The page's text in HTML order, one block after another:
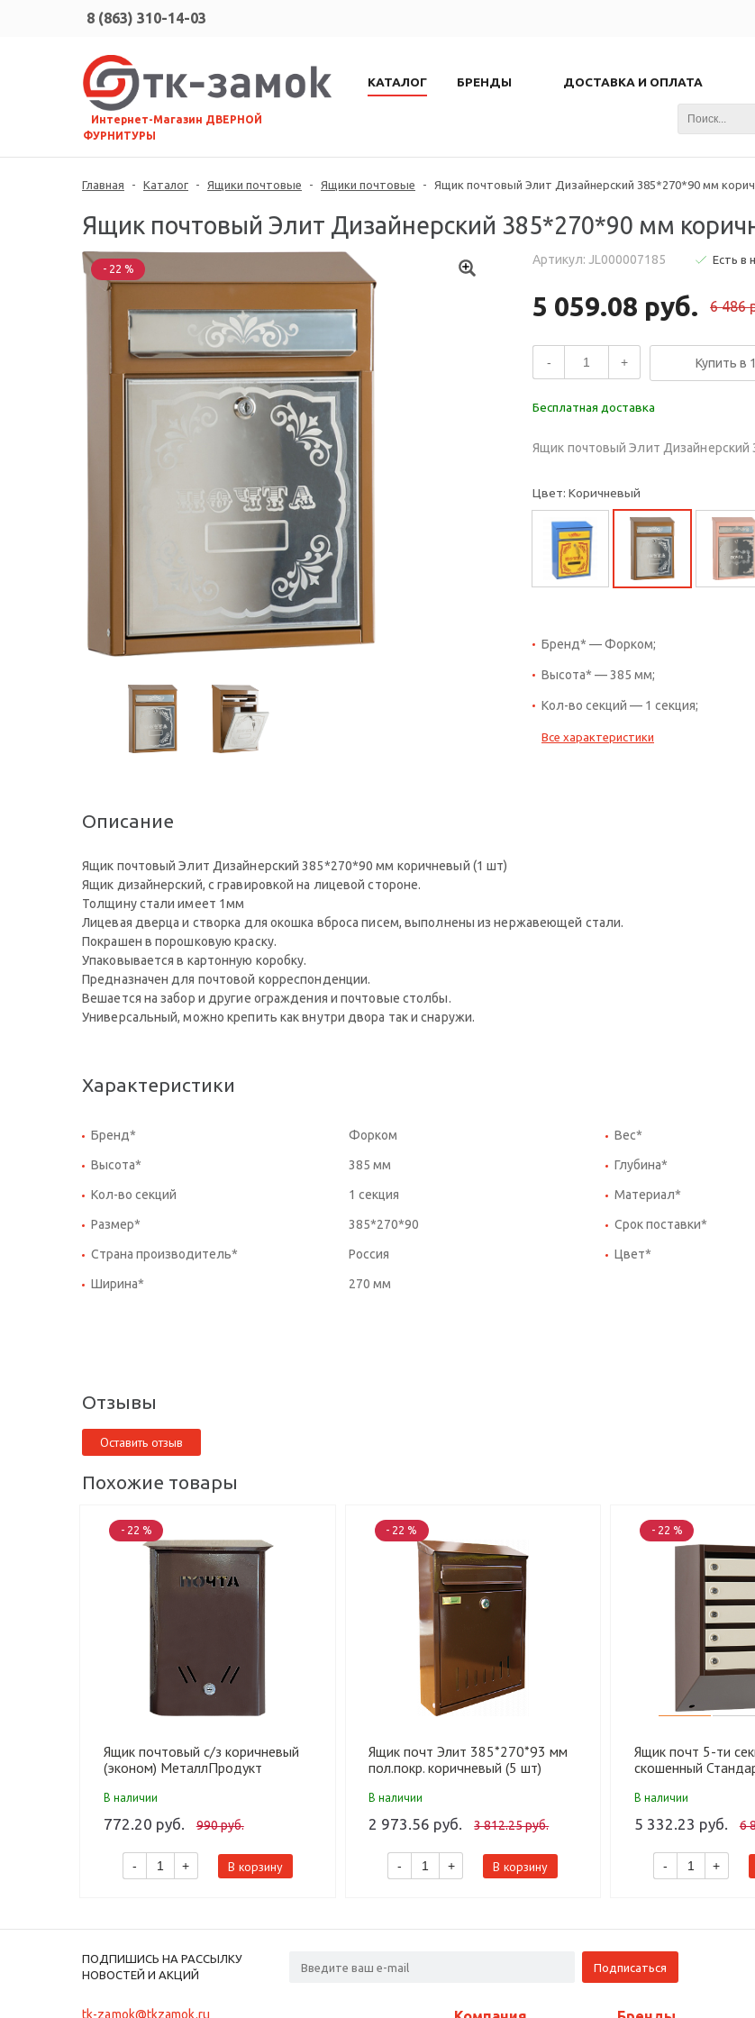
8 (863) 310-14-03
⠀Интернет-Магазин ДВЕРНОЙ
ФУРНИТУРЫ
КАТАЛОГ БРЕНДЫ ДОСТАВКА И ОПЛАТА
Главная - Каталог - Ящики почтовые - Ящики почтовые - Ящик почтовый Элит Дизайнерский 385*270*90 мм
Ящик почтовый Элит Дизайнерский 385*270*90 мм
- 22 %
Артикул: JL000007185 Есть в
5 059.08 руб. 6 486
- + Купить в
Бесплатная доставка
Ящик почтовый Элит
Цвет: Коричневый
Бренд* — Форком;
Высота* — 385 мм;
Кол-во секций — 1 секция;
Все характеристики
Описание
Ящик почтовый Элит Дизайнерский 385*270*90 мм коричневый (1 шт)
Ящик дизайнерский, с гравировкой на лицевой стороне.
Толщину стали имеет 1мм
Лицевая дверца и створка для окошка вброса писем, выполнены из нержавеющей стали.
Покрашен в порошковую краску.
Упаковывается в картонную коробку.
Предназначен для почтовой корреспонденции.
Вешается на забор и другие ограждения и почтовые столбы.
Универсальный, можно крепить как внутри двора так и снаружи.
Характеристики
Бренд* Форком Вес*
Высота* 385 мм Глубина*
Кол-во секций 1 секция Материал*
Размер* 385*270*90 Срок поставки*
Страна производитель* Россия Цвет*
Ширина* 270 мм
Отзывы
Оставить отзыв
Похожие товары
- 22 %
Ящик почтовый с/з коричневый
(эконом) МеталлПродукт
В наличии
772.20 руб. 990 руб.
- + В корзину
- 22 %
Ящик почт Элит 385*270*93 мм
пол.покр. коричневый (5 шт)
В наличии
2 973.56 руб. 3 812.25 руб.
- + В корзину
- 22 %
Ящик почт 5-ти
скошенный
бежевый (1 шт)
В наличии
5 332.23 руб. 6
- +
ПОДПИШИСЬ НА РАССЫЛКУ
НОВОСТЕЙ И АКЦИЙ
tk-zamok@tkzamok.ru